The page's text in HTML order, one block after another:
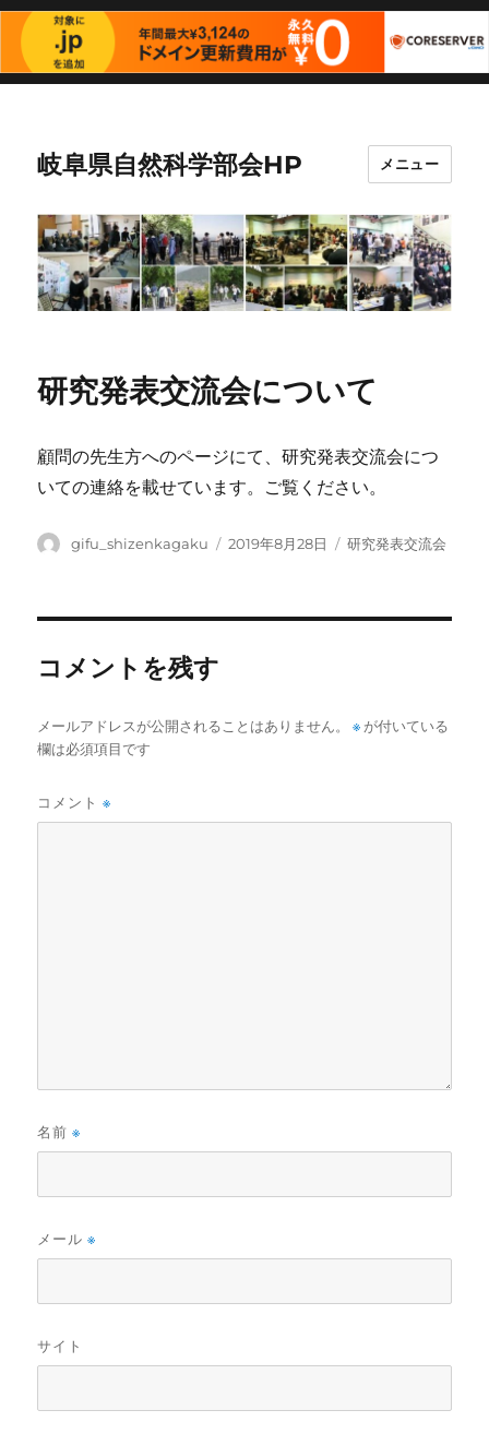
岐阜県自然科学部会HP メニュー
研究発表交流会について
顧問の先生方へのページにて、研究発表交流会につ
いての連絡を載せています。ご覧ください。
投
gifu_shizenkagaku
投
2019年8月28日
カ
研究発表交流会
コメントを残す
メールアドレスが公開されることはありません。 ※ が付いている
欄は必須項目です
コメント※
名前※
メール※
サイト